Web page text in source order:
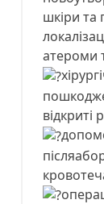
шкіри та
атероми
відкриті